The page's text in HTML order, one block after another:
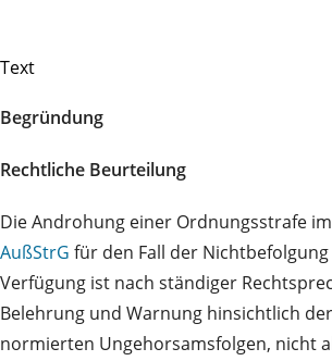
Text
Begründung
Rechtliche Beurteilung
Die Androhung einer Ordnungsstrafe
AußStrG für den Fall der
Verfügung ist nach ständiger
Belehrung und Warnung hinsichtlich
normierten Ungehorsamsfolgen, nicht